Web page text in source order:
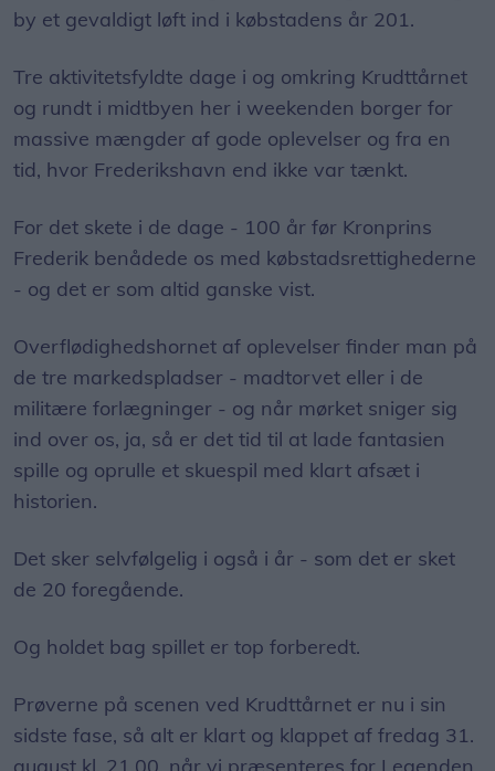
by et gevaldigt løft ind i købstadens år 201.
Tre aktivitetsfyldte dage i og omkring Krudttårnet
og rundt i midtbyen her i weekenden borger for
massive mængder af gode oplevelser og fra en
tid, hvor Frederikshavn end ikke var tænkt.
For det skete i de dage - 100 år før Kronprins
Frederik benådede os med købstadsrettighederne
- og det er som altid ganske vist.
Overflødighedshornet af oplevelser finder man på
de tre markedspladser - madtorvet eller i de
militære forlægninger - og når mørket sniger sig
ind over os, ja, så er det tid til at lade fantasien
spille og oprulle et skuespil med klart afsæt i
historien.
Det sker selvfølgelig i også i år - som det er sket
de 20 foregående.
Og holdet bag spillet er top forberedt.
Prøverne på scenen ved Krudttårnet er nu i sin
sidste fase, så alt er klart og klappet af fredag 31.